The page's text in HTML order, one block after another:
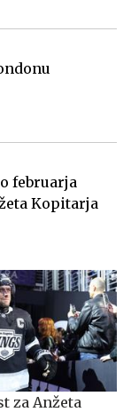
februarja
Kopitarja
za Anžeta